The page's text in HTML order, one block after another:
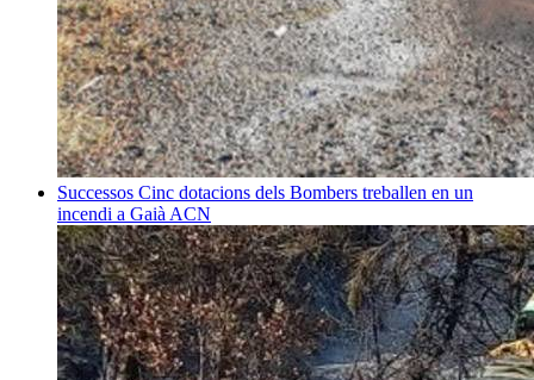
Successos Cinc dotacions dels Bombers treballen en un
incendi a Gaià ACN